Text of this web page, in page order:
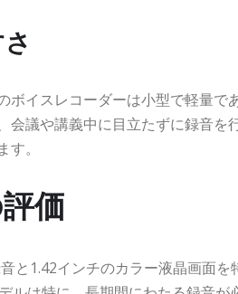
イスレコーダーは小型で軽量で
議や講義中に目立たずに録音を
。
価
と1.42インチのカラー液晶画面